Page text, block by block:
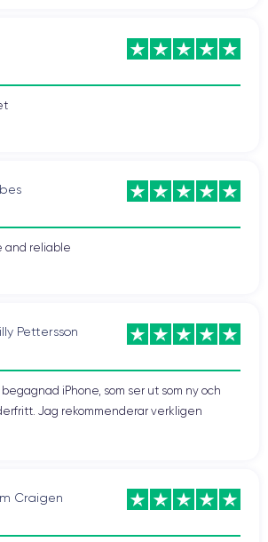
and reliable
Pettersson
iPhone, som ser ut som ny och
Jag rekommenderar verkligen
Craigen